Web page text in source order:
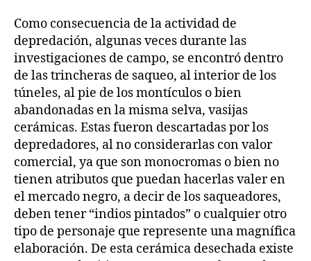
Como consecuencia de la actividad de
depredación, algunas veces durante las
investigaciones de campo, se encontró dentro
de las trincheras de saqueo, al interior de los
túneles, al pie de los montículos o bien
abandonadas en la misma selva, vasijas
cerámicas. Estas fueron descartadas por los
depredadores, al no considerarlas con valor
comercial, ya que son monocromas o bien no
tienen atributos que puedan hacerlas valer en
el mercado negro, a decir de los saqueadores,
deben tener “indios pintados” o cualquier otro
tipo de personaje que represente una magnífica
elaboración. De esta cerámica desechada existe